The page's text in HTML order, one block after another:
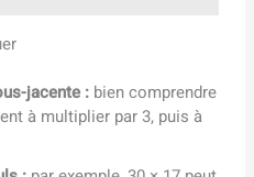
jacente : bien comprendre
à multiplier par 3, puis à